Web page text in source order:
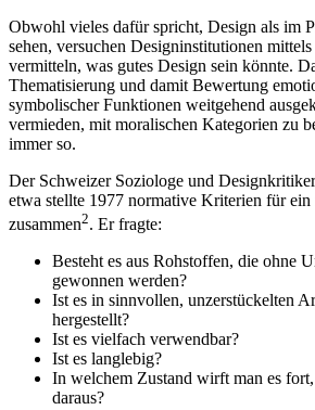
Obwohl vieles dafür spricht, Design als im
sehen, versuchen Designinstitutionen
vermitteln, was gutes Design sein könnte.
Thematisierung und damit Bewertung
symbolischer Funktionen weitgehend
vermieden, mit moralischen Kategorien zu
immer so.
Der Schweizer Soziologe und
etwa stellte 1977 normative Kriterien für ein
zusammen2. Er fragte:
Besteht es aus Rohstoffen, die ohne
gewonnen werden?
Ist es in sinnvollen, unzerstückelten
hergestellt?
Ist es vielfach verwendbar?
Ist es langlebig?
In welchem Zustand wirft man es
daraus?